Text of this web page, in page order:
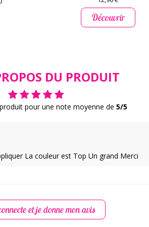
Découvrir
DU PRODUIT
pour une note moyenne de 5/5
La couleur est Top Un grand Merci
et je donne mon avis